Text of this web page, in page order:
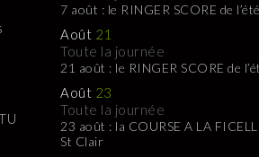
7 août : le RINGER SCORE de l’été
Août 21
Toute la journée
21 août : le RINGER SCORE de
Août 23
Toute la journée
23 août : la COURSE A LA
St Clair